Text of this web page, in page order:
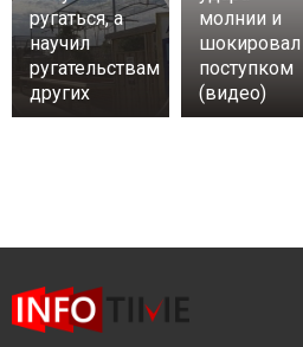
ругаться, а
научил
ругательствам
других
молнии и
шокировал
поступком
(видео)